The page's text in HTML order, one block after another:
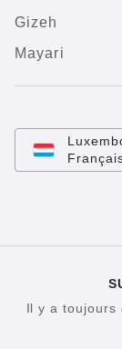
Gizeh
Mayari
Il y a toujours